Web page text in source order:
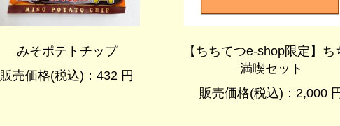
みそポテトチップ
販売価格(税込)：432 円
【ちちてつe-shop限定】ち
満喫セット
販売価格(税込)：2,000